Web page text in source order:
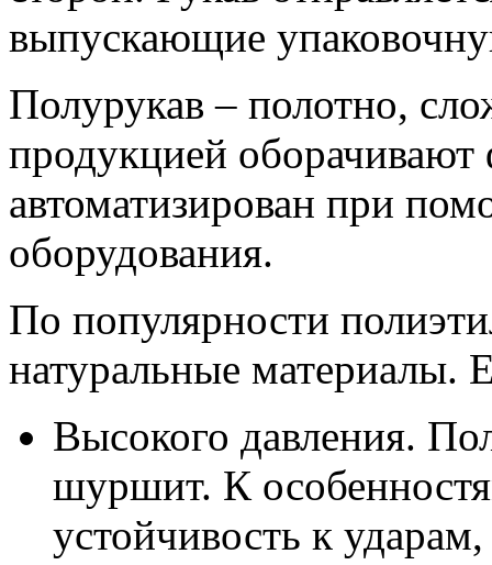
выпускающие
Полурукав – полотно,
продукцией
автоматизирован при
оборудования.
По популярности
натуральные материалы.
Высокого давления.
шуршит. К
устойчивость к